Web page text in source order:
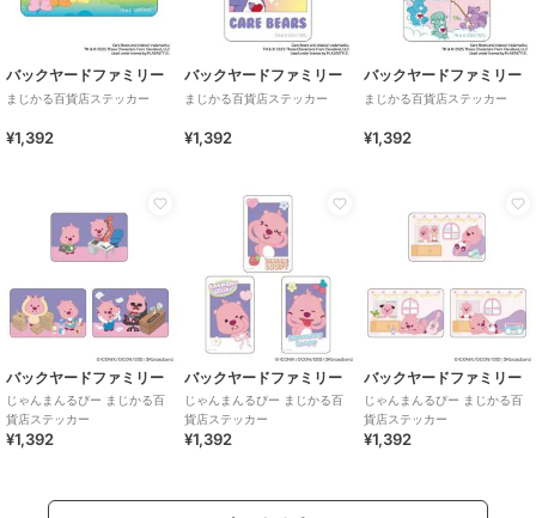
バックヤードファミリー
まじかる百貨店ステッカー
¥1,392
バックヤードファミリー
まじかる百貨店ステッカー
¥1,392
バックヤードファミリー
まじかる百貨店ステッカー
¥1,392
バックヤードファミリー
じゃんまんるぴー まじかる百
貨店ステッカー
¥1,392
バックヤードファミリー
じゃんまんるぴー まじかる百
貨店ステッカー
¥1,392
バックヤードファミリー
じゃんまんるぴー まじかる百
貨店ステッカー
¥1,392